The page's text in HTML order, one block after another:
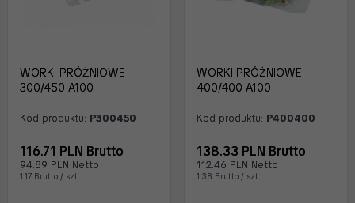
WORKI PRÓŻNIOWE
300/450 A100
Kod produktu: P300450
116.71 PLN Brutto
94.89 PLN Netto
1.17 Brutto / szt.
WORKI PRÓŻNIOWE
400/400 A100
Kod produktu: P400400
138.33 PLN Brutto
112.46 PLN Netto
1.38 Brutto / szt.